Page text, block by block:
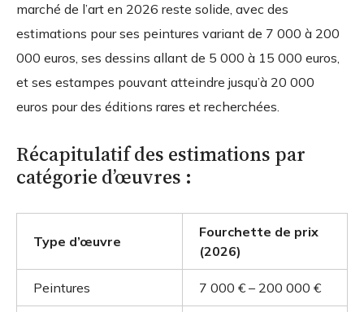
marché de l’art en 2026 reste solide, avec des
estimations pour ses peintures variant de 7 000 à 200
000 euros, ses dessins allant de 5 000 à 15 000 euros,
et ses estampes pouvant atteindre jusqu’à 20 000
euros pour des éditions rares et recherchées.
Récapitulatif des estimations par
catégorie d’œuvres :
Type d’œuvre
Fourchette de prix
(2026)
Peintures 7 000 € – 200 000 €